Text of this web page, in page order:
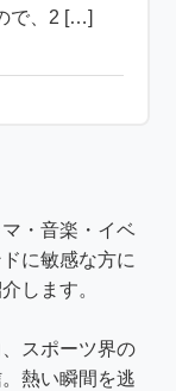
で、2 […]
・音楽・イベ
に敏感な方に
します。
スポーツ界の
熱い瞬間を逃